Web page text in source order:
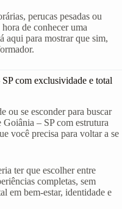
perucas pesadas ou
de conhecer uma
aqui para mostrar que sim,
com exclusividade e total
ou se esconder para buscar
– SP com estrutura
você precisa para voltar a se
ter que escolher entre
completas, sem
em bem-estar, identidade e